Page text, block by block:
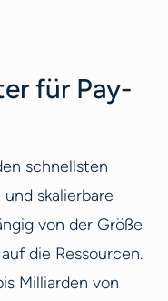
für Pay-
schnellsten
skalierbare
von der Größe
die Ressourcen.
Milliarden von